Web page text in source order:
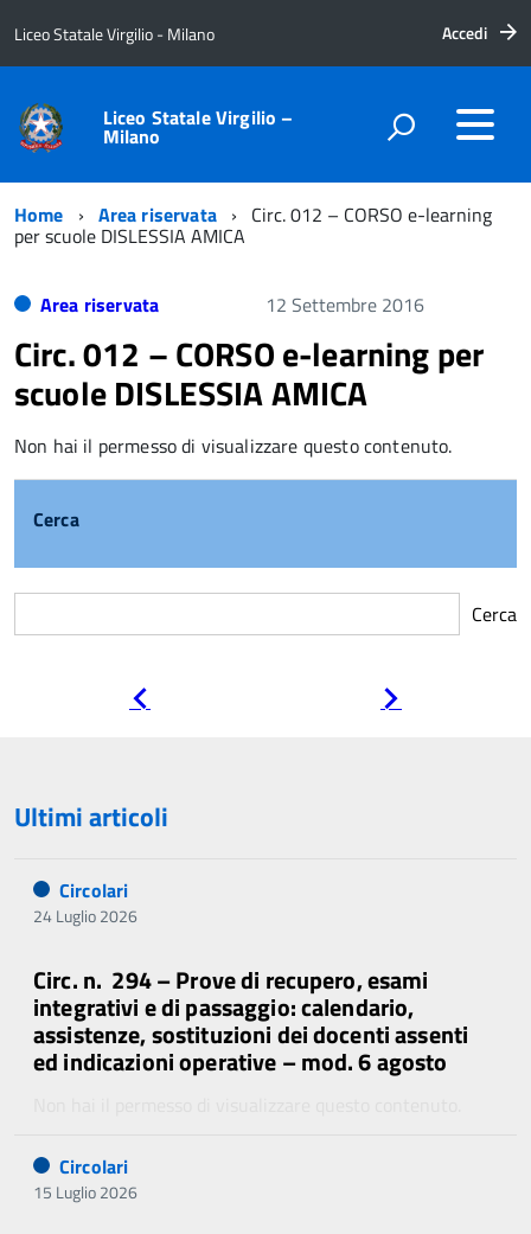
Liceo Statale Virgilio - Milano Accedi
Liceo Statale Virgilio –
Milano
Home Area riservata Circ. 012 – CORSO e-learning
per scuole DISLESSIA AMICA
Area riservata 12 Settembre 2016
Circ. 012 – CORSO e-learning per
scuole DISLESSIA AMICA
Non hai il permesso di visualizzare questo contenuto.
Cerca
Cerca
Ultimi articoli
Circolari
24 Luglio 2026
Circ. n. 294 – Prove di recupero, esami
integrativi e di passaggio: calendario,
assistenze, sostituzioni dei docenti assenti
ed indicazioni operative – mod. 6 agosto
Circolari
15 Luglio 2026